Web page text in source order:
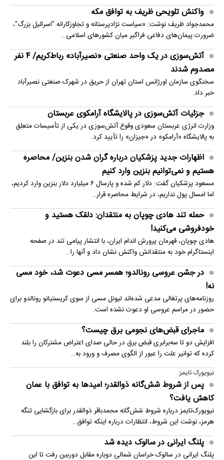
واکنش تلویحی ظریف به توافق مکه
محمدجواد ظریف نوشت: «سیاست نژادپرستانه و تجاوزکارانه "اسرائیل بزرگ"،
ضرورت پیمان‌های دفاعی فراگیر میان کشورهای اسلامی…
آتش‌سوزی در یک واحد صنعتی «نصیرآباد» رباط‌کریم/ ۴ نفر
مصدوم شدند
سخنگوی سازمان اورژانس استان تهران از حریق در شهرک صنعتی نصیرآباد
خبر داد.
جزئیات آتش‌سوزی در پالایشگاه آرامکوی عربستان
وزارت انرژی عربستان سعودی وقوع آتش‌سوزی در یکی از تأسیسات متعلق
به پالایشگاه «آرامکو» در «جیزان» را تأیید کرد.
اظهارات جدید پزشکیان درباره گران شدن بنزین/ محاصره
هستیم و نمی‌توانیم بنزین وارد کنیم
مسعود پزشکیان گفت: دلار کم شده و پارسال ۶ میلیارد دلار بنزین وارد کردیم،
اما امسال پول نداریم، در شرایط محاصره قرار…
حمله تند هادی چوپان به منتقدان: دلقک هستید و
خودفروشی می‌کنید!
هادی چوپان، قهرمان پرورش اندام ایران، با انتشار پیامی تند در صفحه
اینستاگرام خود به منتقدانش واکنش نشان داد و آنها را…
در جشن عروسی رونالدو؛ همسر مسی دعوت شد، خود مسی
نه!
روزنامه‌های پرتغالی مدعی شده‌اند لیونل مسی از سوی کریستیانو رونالدو برای
حضور در مراسم عروسی او دعوت نشده است.
ماجرای قبض‌های نجومی برق چیست؟
افزایش دو تا سه‌برابری قبض برق در حالی صدای اعتراض مشترکان را بلند
کرده که توانیر علت را عبور از الگوی مصرف و ورود به…
نیویورک تایمز:
پس از شروط شش‌گانه ذوالقدر؛ امیدها به توافق با عمان
کاهش یافت؟
نیویورک‌تایمز درباره شروط شش‌گانه محمدباقر ذوالقدر برای بازگشایی تنگه
هرمز، نوشت این شروط، انتظارات درباره اینکه توافق…
پلنگ ایرانی در سالوک دیده شد
پلنگ ایرانی در سالوک خراسان شمالی دوباره مقابل دوربین رفت تا این